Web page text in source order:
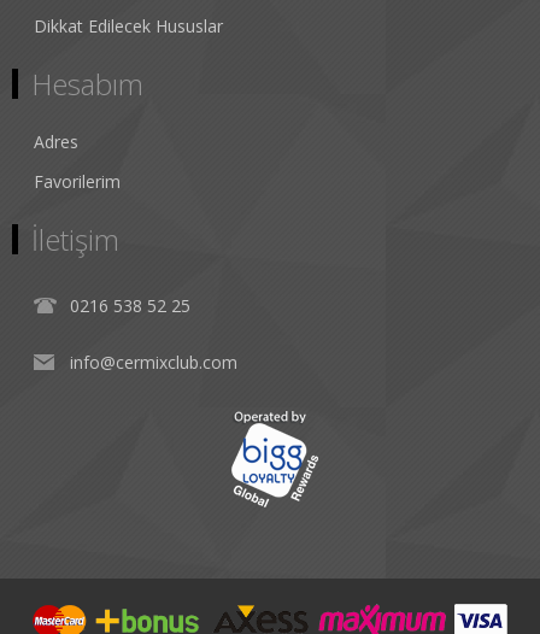
Dikkat Edilecek Hususlar
Hesabım
Adres
Favorilerim
İletişim
0216 538 52 25
info@cermixclub.com